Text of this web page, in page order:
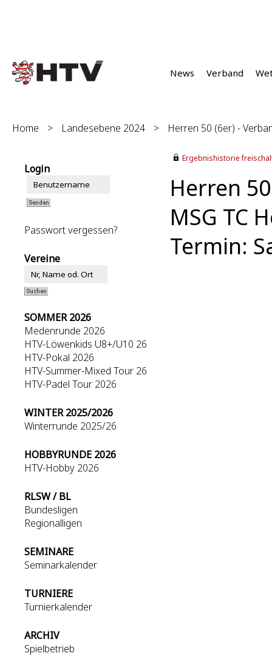
News Verband
Home > Landesebene 2024 > Herren 50 (6er) -
Login
Passwort vergessen?
Vereine
SOMMER 2026
Medenrunde 2026
HTV-Löwenkids U8+/U10 26
HTV-Pokal 2026
HTV-Summer-Mixed Tour 26
HTV-Padel Tour 2026
WINTER 2025/2026
Winterrunde 2025/26
HOBBYRUNDE 2026
HTV-Hobby 2026
RLSW / BL
Bundesligen
Regionalligen
SEMINARE
Seminarkalender
TURNIERE
Turnierkalender
ARCHIV
Spielbetrieb
Ergebnishistorie
Herren
MSG TC
Termin: